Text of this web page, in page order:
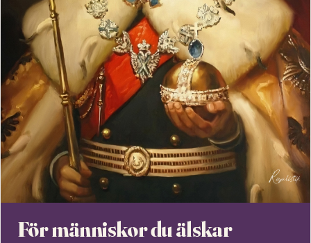
För människor du älskar